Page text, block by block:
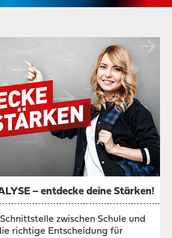
– entdecke deine Stärken!
zwischen Schule und
richtige Entscheidung für